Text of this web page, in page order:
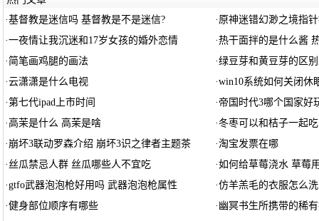
·基督教是迷信吗 基督教是不是迷信? · 原神迷错幻渺之境指
·一夜情让我沉迷和17岁女孩的婚外恋情 ·热干面拌的是什么酱
·简笔画鸡腿的画法 ·绿豆芽和黄豆芽的区
·云潇潇是什么电视 ·win10系统如何关闭休
·第七代ipad上市时间 · 帝国时代3哪个国家好
· 高茉是什么 高茉是啥 ·冬枣可以和桔子一起
· 崩坏3联动罗森介绍 崩坏3识之律者主题茶 ·淘宝发票在哪
· 丝瓜禁忌人群 丝瓜哪些人不宜吃 ·如何给草莓浇水 草莓
·gtfo武器泡泡枪好用吗 武器泡泡枪属性 ·仿羊羔毛的衣服怎么洗
·健身部位顺序有哪些 · 幽冥书生所携带的稀